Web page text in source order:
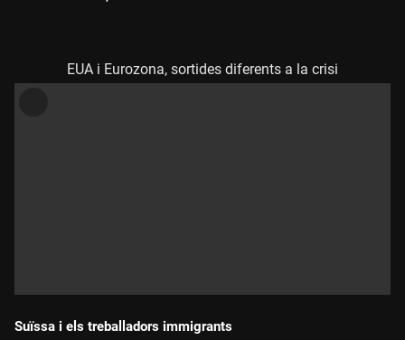
EUA i Eurozona, sortides diferents a la crisi
Suïssa i els treballadors immigrants